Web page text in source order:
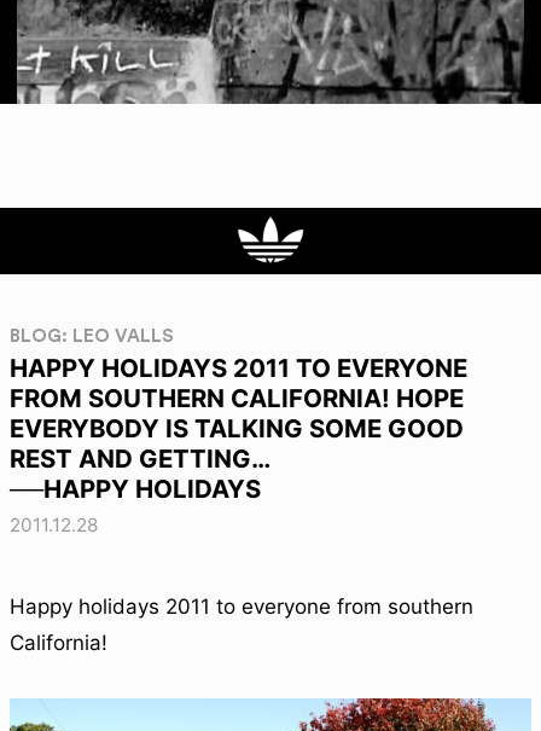
BLOG: LEO VALLS
HAPPY HOLIDAYS 2011 TO EVERYONE
FROM SOUTHERN CALIFORNIA! HOPE
EVERYBODY IS TALKING SOME GOOD
REST AND GETTING…
──HAPPY HOLIDAYS
2011.12.28
Happy holidays 2011 to everyone from southern
California!